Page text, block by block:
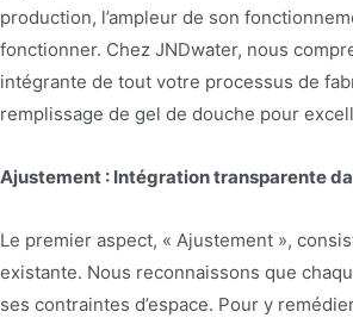
production, l’ampleur de son
fonctionner. Chez JNDwater, nous
intégrante de tout votre processus de
remplissage de gel de douche pour
Ajustement : Intégration transparente
Le premier aspect, « Ajustement »,
existante. Nous reconnaissons que
ses contraintes d’espace. Pour y